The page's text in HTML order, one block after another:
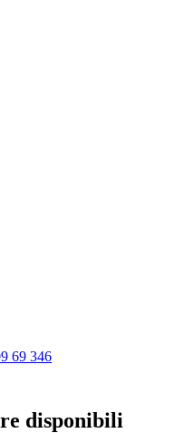
69 346
disponibili